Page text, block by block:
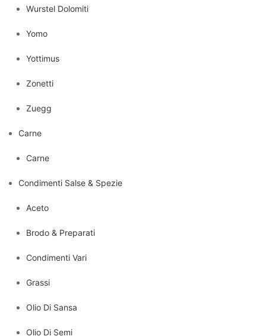
Wurstel Dolomiti
Yomo
Yottimus
Zonetti
Zuegg
Carne
Carne
Condimenti Salse & Spezie
Aceto
Brodo & Preparati
Condimenti Vari
Grassi
Olio Di Sansa
Olio Di Semi